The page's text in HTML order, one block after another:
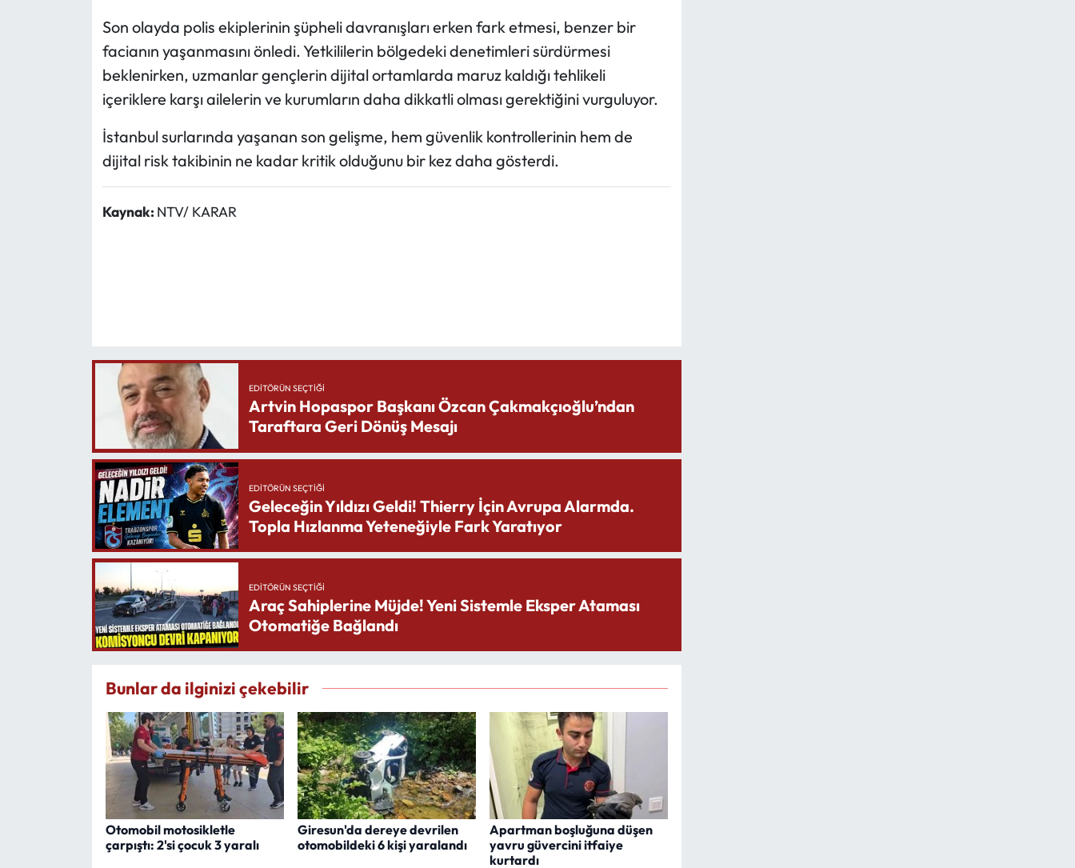
Son olayda polis ekiplerinin şüpheli davranışları erken fark etmesi, benzer bir
facianın yaşanmasını önledi. Yetkililerin bölgedeki denetimleri sürdürmesi
beklenirken, uzmanlar gençlerin dijital ortamlarda maruz kaldığı tehlikeli
içeriklere karşı ailelerin ve kurumların daha dikkatli olması gerektiğini vurguluyor.
İstanbul surlarında yaşanan son gelişme, hem güvenlik kontrollerinin hem de
dijital risk takibinin ne kadar kritik olduğunu bir kez daha gösterdi.
Kaynak: NTV/ KARAR
EDITÖRÜN SEÇTIĞI
Artvin Hopaspor Başkanı Özcan Çakmakçıoğlu’ndan
Taraftara Geri Dönüş Mesajı
EDITÖRÜN SEÇTIĞI
Geleceğin Yıldızı Geldi! Thierry İçin Avrupa Alarmda.
Topla Hızlanma Yeteneğiyle Fark Yaratıyor
EDITÖRÜN SEÇTIĞI
Araç Sahiplerine Müjde! Yeni Sistemle Eksper Ataması
Otomatiğe Bağlandı
Bunlar da ilginizi çekebilir
Otomobil motosikletle
çarpıştı: 2'si çocuk 3 yaralı
Giresun'da dereye devrilen
otomobildeki 6 kişi yaralandı
Apartman boşluğuna düşen
yavru güvercini itfaiye
kurtardı